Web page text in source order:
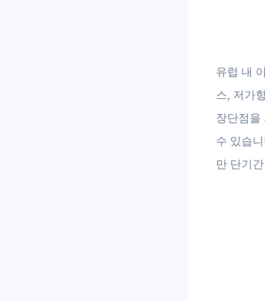
유럽 내
스, 저가
장단점을
수 있습
만 단기